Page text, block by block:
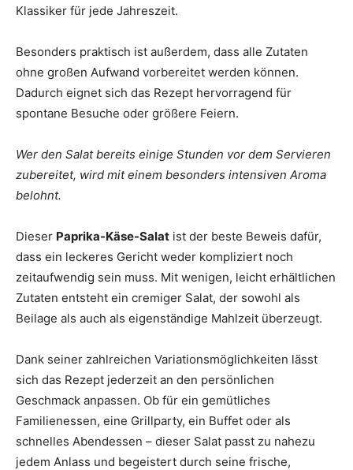
Klassiker für jede Jahreszeit.
Besonders praktisch ist außerdem, dass alle Zutaten
ohne großen Aufwand vorbereitet werden können.
Dadurch eignet sich das Rezept hervorragend für
spontane Besuche oder größere Feiern.
Wer den Salat bereits einige Stunden vor dem Servieren
zubereitet, wird mit einem besonders intensiven Aroma
belohnt.
Dieser Paprika-Käse-Salat ist der beste Beweis dafür,
dass ein leckeres Gericht weder kompliziert noch
zeitaufwendig sein muss. Mit wenigen, leicht erhältlichen
Zutaten entsteht ein cremiger Salat, der sowohl als
Beilage als auch als eigenständige Mahlzeit überzeugt.
Dank seiner zahlreichen Variationsmöglichkeiten lässt
sich das Rezept jederzeit an den persönlichen
Geschmack anpassen. Ob für ein gemütliches
Familienessen, eine Grillparty, ein Buffet oder als
schnelles Abendessen – dieser Salat passt zu nahezu
jedem Anlass und begeistert durch seine frische,